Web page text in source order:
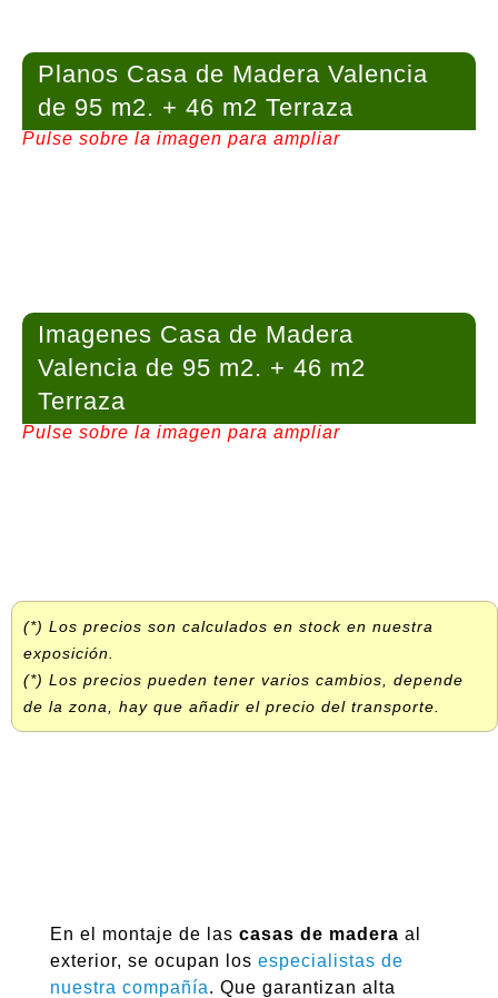
Planos Casa de Madera Valencia
de 95 m2. + 46 m2 Terraza
Pulse sobre la imagen para ampliar
Imagenes Casa de Madera
Valencia de 95 m2. + 46 m2
Terraza
Pulse sobre la imagen para ampliar
(*) Los precios son calculados en stock en nuestra
exposición.
(*) Los precios pueden tener varios cambios, depende
de la zona, hay que añadir el precio del transporte.
En el montaje de las casas de madera al
exterior, se ocupan los especialistas de
nuestra compañía. Que garantizan alta